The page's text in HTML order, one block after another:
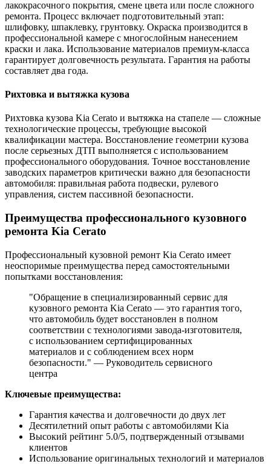
лакокрасочного покрытия, смене цвета или после сложного
ремонта. Процесс включает подготовительный этап:
шлифовку, шпаклевку, грунтовку. Окраска производится в
профессиональной камере с многослойным нанесением
краски и лака. Использование материалов премиум-класса
гарантирует долговечность результата. Гарантия на работы
составляет два года.
Рихтовка и вытяжка кузова
Рихтовка кузова Kia Cerato и вытяжка на стапеле — сложные
технологические процессы, требующие высокой
квалификации мастера. Восстановление геометрии кузова
после серьезных ДТП выполняется с использованием
профессионального оборудования. Точное восстановление
заводских параметров критически важно для безопасности
автомобиля: правильная работа подвески, рулевого
управления, систем пассивной безопасности.
Преимущества профессионального кузовного
ремонта Kia Cerato
Профессиональный кузовной ремонт Kia Cerato имеет
неоспоримые преимущества перед самостоятельными
попытками восстановления:
"Обращение в специализированный сервис для
кузовного ремонта Kia Cerato — это гарантия того,
что автомобиль будет восстановлен в полном
соответствии с технологиями завода-изготовителя,
с использованием сертифицированных
материалов и с соблюдением всех норм
безопасности." — Руководитель сервисного
центра
Ключевые преимущества:
Гарантия качества и долговечности до двух лет
Десятилетний опыт работы с автомобилями Kia
Высокий рейтинг 5.0/5, подтвержденный отзывами
клиентов
Использование оригинальных технологий и материалов